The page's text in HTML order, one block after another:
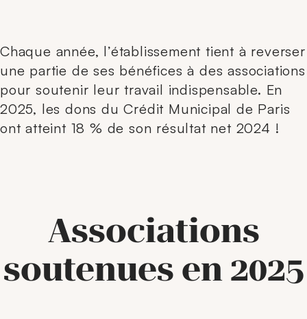
Chaque année, l’établissement tient à reverser
une partie de ses bénéfices à des associations
pour soutenir leur travail indispensable. En
2025, les dons du Crédit Municipal de Paris
ont atteint 18 % de son résultat net 2024 !
Associations
soutenues en 2025